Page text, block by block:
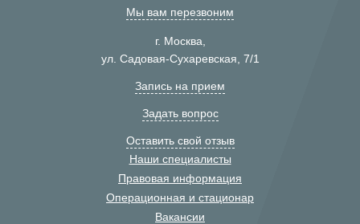
Мы вам перезвоним
г. Москва,
ул. Садовая-Сухаревская, 7/1
Запись на прием
Задать вопрос
Оставить свой отзыв
Наши специалисты
Правовая информация
Операционная и стационар
Вакансии